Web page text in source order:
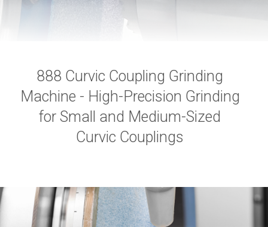
888 Curvic Coupling Grinding
Machine - High-Precision Grinding
for Small and Medium-Sized
Curvic Couplings